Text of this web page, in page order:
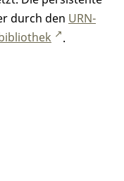
durch den URN-
.